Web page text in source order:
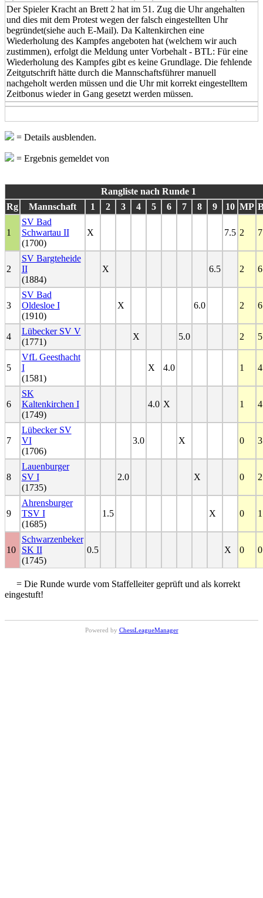
Der Spieler Kracht an Brett 2 hat im 51. Zug die Uhr angehalten
und dies mit dem Protest wegen der falsch eingestellten Uhr
begründet(siehe auch E-Mail). Da Kaltenkirchen eine
Wiederholung des Kampfes angeboten hat (welchem wir auch
zustimmen), erfolgt die Meldung unter Vorbehalt - BTL: Für eine
Wiederholung des Kampfes gibt es keine Grundlage. Die fehlende
Zeitgutschrift hätte durch die Mannschaftsführer manuell
nachgeholt werden müssen und die Uhr mit korrekt eingestelltem
Zeitbonus wieder in Gang gesetzt werden müssen.
= Details ausblenden.
= Ergebnis gemeldet von
Rangliste nach Runde 1
Rg
Mannschaft 1 2 3 4 5 6 7 8 9 10 MP
1
SV Bad
Schwartau II
(1700)
X 7.5 2
2
SV Bargteheide
II
(1884)
X 6.5 2
3
SV Bad
Oldesloe I
(1910)
X 6.0 2
4
Lübecker SV V
(1771)
X 5.0 2
5
VfL Geesthacht
I
(1581)
X 4.0 1
6
SK
Kaltenkirchen I
(1749)
4.0 X 1
7
Lübecker SV
VI
(1706)
3.0 X 0
8
Lauenburger
SV I
(1735)
2.0 X 0
9
Ahrensburger
TSV I
(1685)
1.5 X 0
10
Schwarzenbeker
SK II
(1745)
0.5 X 0
= Die Runde wurde vom Staffelleiter geprüft und als korrekt
eingestuft!
Powered by ChessLeagueManager